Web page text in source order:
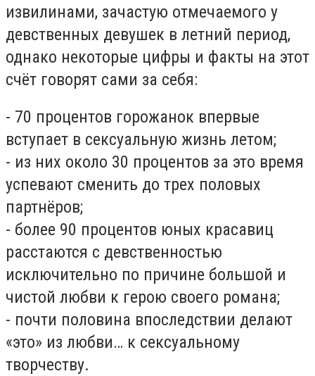
извилинами, зачастую отмечаемого у
девственных девушек в летний период,
однако некоторые цифры и факты на этот
счёт говорят сами за себя:
- 70 процентов горожанок впервые
вступает в сексуальную жизнь летом;
- из них около 30 процентов за это время
успевают сменить до трех половых
партнёров;
- более 90 процентов юных красавиц
расстаются с девственностью
исключительно по причине большой и
чистой любви к герою своего романа;
- почти половина впоследствии делают
«это» из любви… к сексуальному
творчеству.